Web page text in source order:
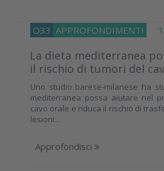
O33 APPROFONDIMENTI
La dieta mediterranea
il rischio di tumori del
Uno studio barese-milanese ha
mediterranea possa aiutare nel
cavo orale e riduca il rischio di
lesioni...
Approfondisci